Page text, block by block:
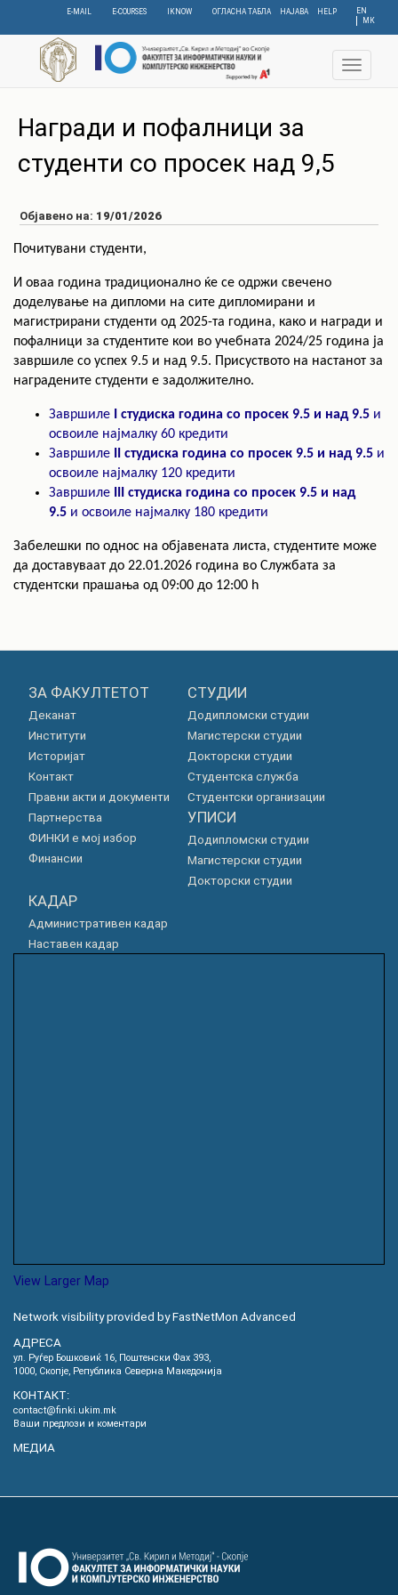
content
EN
МК
E-MAIL E-COURSES IKNOW ОГЛАСНА ТАБЛА НАЈАВА HELP
Toggle
Награди и пофалници за
студенти со просек над 9,5
Објавено на: 19/01/2026
Почитувани студенти,
И оваа година традиционално ќе се одржи свечено
доделување на дипломи на сите дипломирани и
магистрирани студенти од 2025-та година, како и награди и
пофалници за студентите кои во учебната 2024/25 година ја
завршиле со успех 9.5 и над 9.5. Присуството на настанот за
наградените студенти е задолжително.
Завршиле I студиска година со просек 9.5 и над 9.5 и
освоиле најмалку 60 кредити
Завршиле
II студиска година со просек 9.5 и над 9.5 и
освоиле најмалку 120 кредити
Завршиле
III студиска година со просек 9.5 и над
9.5 и освоиле најмалку 180 кредити
Забелешки по однос на објавената листа, студентите може
да доставуваат до 22.01.2026 година во Службата за
студентски прашања од 09:00 до 12:00 h
ЗА ФАКУЛТЕТОТ
Деканат
Институти
Историјат
Контакт
Правни акти и документи
Партнерства
ФИНКИ е мој избор
Финансии
СТУДИИ
Додипломски студии
Магистерски студии
Докторски студии
Студентска служба
Студентски организации
УПИСИ
Додипломски студии
Магистерски студии
Докторски студии
КАДАР
Административен кадар
Наставен кадар
View Larger Map
Network visibility provided by FastNetMon Advanced
АДРЕСА
ул. Руѓер Бошковиќ 16, Пoштенски Фах 393,
1000, Скопје, Република Северна Македонија
КОНТАКТ:
contact@finki.ukim.mk
Ваши предлози и коментари
МЕДИА